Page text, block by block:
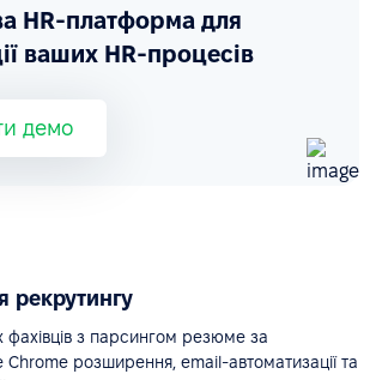
HR-платформа для
ваших HR-процесів
демо
рекрутингу
з парсингом резюме за
розширення, email-автоматизації та